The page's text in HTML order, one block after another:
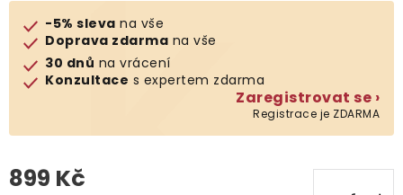
Prodávané značky
Klub výhod
Naše katalogy
O nás
-5% sleva na vše
Doprava zdarma na vše
30 dnů na vrácení
Konzultace s expertem zdarma
Zaregistrovat se ›
Registrace je ZDARMA
899 Kč